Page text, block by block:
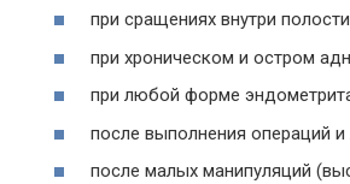
при сращениях внутри
при хроническом и остром
при любой форме
после выполнения операций и
после малых манипуляций